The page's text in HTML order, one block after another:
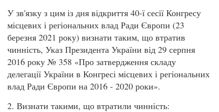
У зв'язку з цим із дня відкриття 40-ї сесії Конгресу
місцевих і регіональних влад Ради Європи (23
березня 2021 року) визнати таким, що втратив
чинність, Указ Президента України від 29 серпня
2016 року № 358 «Про затвердження складу
делегації України в Конгресі місцевих і регіональних
влад Ради Європи на 2016 - 2020 роки».
2. Визнати такими, що втратили чинність: